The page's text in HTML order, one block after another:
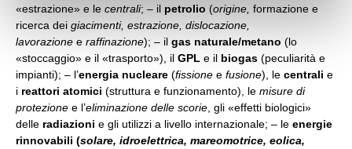
«estrazione» e le centrali; – il petrolio (origine, formazione e
ricerca dei giacimenti, estrazione, dislocazione,
lavorazione e raffinazione); – il gas naturale/metano (lo
«stoccaggio» e il «trasporto»), il GPL e il biogas (peculiarità e
impianti); – l’energia nucleare (fissione e fusione), le centrali e
i reattori atomici (struttura e funzionamento), le misure di
protezione e l’eliminazione delle scorie , gli «effetti biologici»
delle radiazioni e gli utilizzi a livello internazionale; – le energie
rinnovabili (solare, idroelettrica, mareomotrice, eolica,